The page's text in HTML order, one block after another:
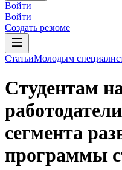
Войти
Войти
Создать резюме
СтатьиМолодым
Студентам
сегмента
программы